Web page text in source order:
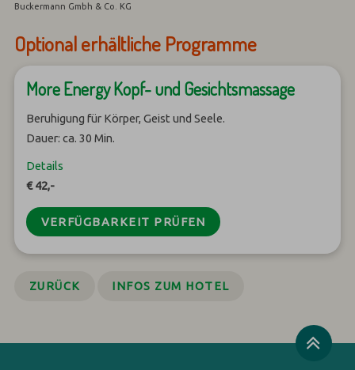
Buckermann Gmbh & Co. KG
Optional erhältliche Programme
More Energy Kopf- und Gesichtsmassage
Beruhigung für Körper, Geist und Seele.
Dauer: ca. 30 Min.
Details
€ 42,-
VERFÜGBARKEIT PRÜFEN
ZURÜCK INFOS ZUM HOTEL